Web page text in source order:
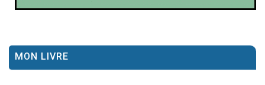
MON LIVRE